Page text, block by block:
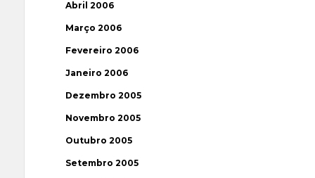
Abril 2006
Março 2006
Fevereiro 2006
Janeiro 2006
Dezembro 2005
Novembro 2005
Outubro 2005
Setembro 2005